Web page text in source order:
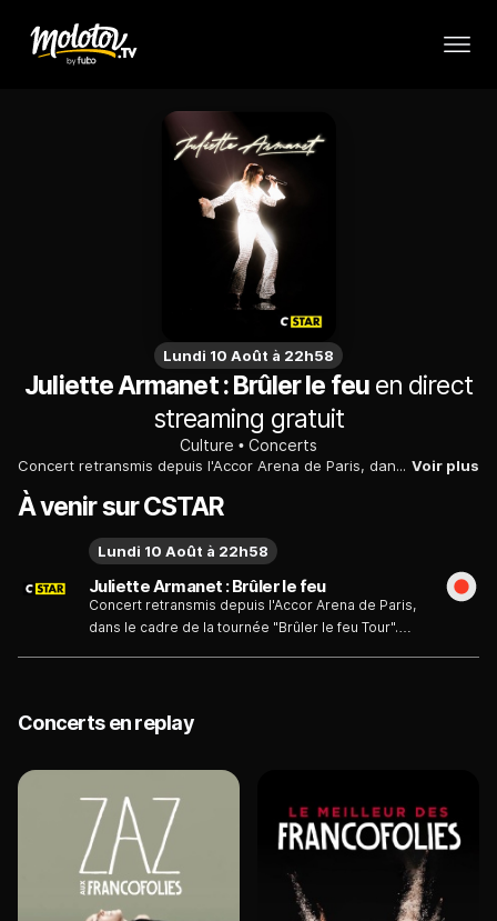
Lundi 10 Août à 22h58
Juliette Armanet : Brûler le feuen direct
streaming gratuit
Culture Concerts
Concert retransmis depuis l'Accor Arena de Paris, dans le cadre de la tournée "Brûler le feu Tour". Auteure, compositrice et interprète française, Juliette Armanet est la révélation de la scène musicale française au début de l'année 2017... Voir plus
À venir sur CSTAR
Juliette Armanet : Brûler le feu
Concert retransmis depuis l'Accor Arena de Paris,
dans le cadre de la tournée "Brûler le feu Tour".
à la sortie en avril 2017 de son premier album
"Petite Amie" et du single "L'amour en solitaire",
Lundi 10 Août à 22h58
Concerts en replay